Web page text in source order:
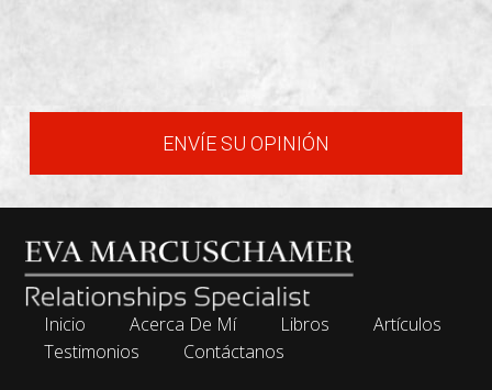
ENVÍE SU OPINIÓN
Inicio Acerca De Mí Libros
Artículos
Testimonios
Contáctanos